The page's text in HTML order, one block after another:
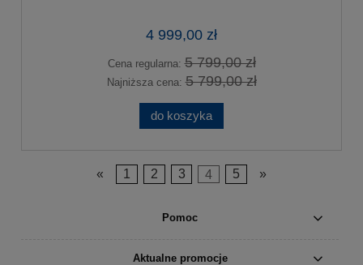
4 999,00 zł
Cena regularna:5 799,00 zł
Najniższa cena:5 799,00 zł
do koszyka
« 1 2 3 4 5 »
Pomoc
Aktualne promocje